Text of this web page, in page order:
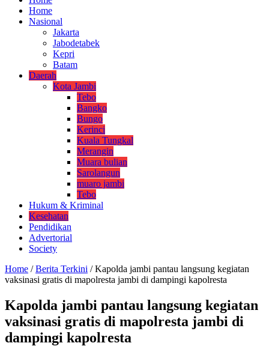
Home
Nasional
Jakarta
Jabodetabek
Kepri
Batam
Daerah
Kota Jambi
Tebo
Bangko
Bungo
Kerinci
Kuala Tungkal
Merangin
Muara bulian
Sarolangun
muaro jambi
Tebo
Hukum & Kriminal
Kesehatan
Pendidikan
Advertorial
Society
Home / Berita Terkini / Kapolda jambi pantau langsung kegiatan
vaksinasi gratis di mapolresta jambi di dampingi kapolresta
Kapolda jambi pantau langsung kegiatan
vaksinasi gratis di mapolresta jambi di
dampingi kapolresta